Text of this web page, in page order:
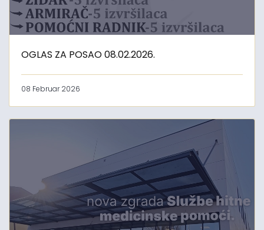
OGLAS ZA POSAO 08.02.2026.
08 Februar 2026